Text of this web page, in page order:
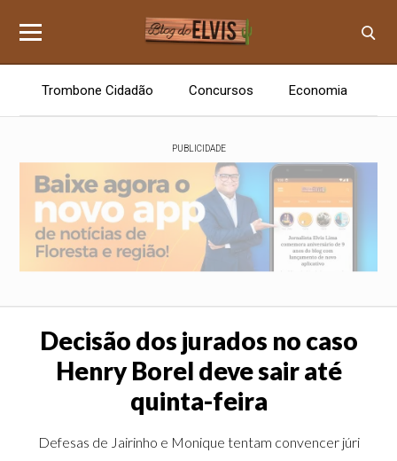
Trombone Cidadão Concursos Economia
PUBLICIDADE
Decisão dos jurados no caso
Henry Borel deve sair até
quinta-feira
Defesas de Jairinho e Monique tentam convencer júri